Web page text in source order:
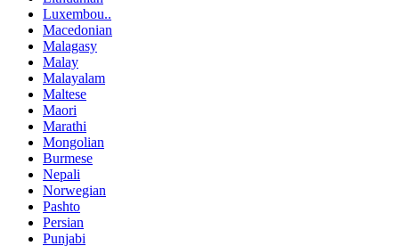
Luxembou..
Macedonian
Malagasy
Malay
Malayalam
Maltese
Maori
Marathi
Mongolian
Burmese
Nepali
Norwegian
Pashto
Persian
Punjabi